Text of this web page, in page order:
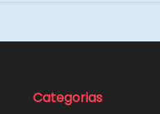
Categorias